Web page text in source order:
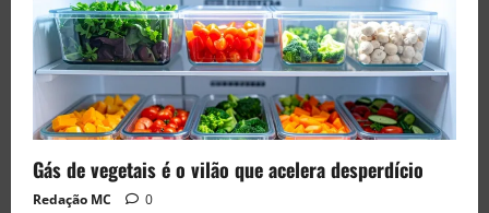
Gás de vegetais é o vilão que acelera desperdício
Redação MC 0